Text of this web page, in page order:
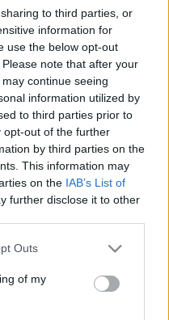
to third parties, or
information for
use the below opt-out
note that after your
continue seeing
information utilized by
to third parties prior to
opt-out of the further
by third parties on the
This information may
on the IAB’s List of
further disclose it to other
one or more Google
You may click to
its third-party tags to
in below Google
Outs
of my
uno de sus objetivos
canadiense aterriza en
7,5 millones de euros
ha firmado hasta 2028.
procedente del Brujas
conjunto pucelano con 8
En SofaScore
que puede hacerlo
una buena cantidad de